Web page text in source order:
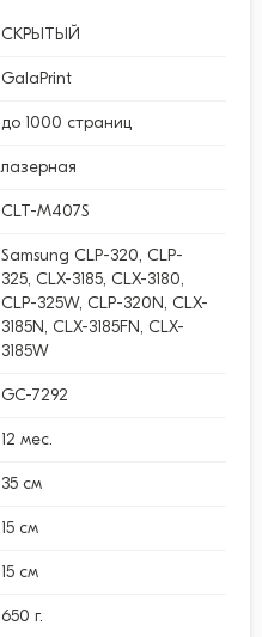
СКРЫТЫЙ
GalaPrint
до 1000 страниц
лазерная
CLT-M407S
Samsung CLP-320, CLP-
325, CLX-3185, CLX-3180,
CLP-325W, CLP-320N, CLX-
3185N, CLX-3185FN, CLX-
3185W
GC-7292
12 мес.
35 см
15 см
15 см
650 г.